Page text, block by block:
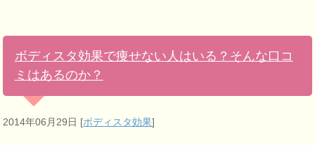
ボディスタ効果で痩せない人はいる？そんな口コ
ミはあるのか？
2014年06月29日 [ボディスタ効果]